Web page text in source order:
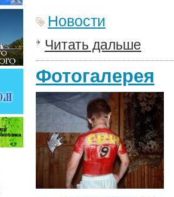
Новости
Читать дальше
Фотогалерея